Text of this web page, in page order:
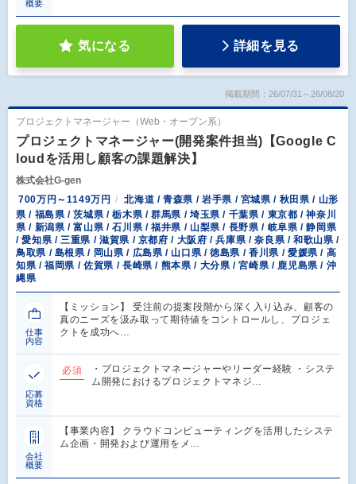
概要
気になる 詳細を見る
掲載期間：26/07/31～26/08/20
プロジェクトマネージャー（Web・オープン系）
プロジェクトマネージャー(開発案件担当)【Google C
loudを活用し顧客の課題解決】
株式会社G-gen
700万円～1149万円
北海道 / 青森県 / 岩手県 / 宮城県 / 秋田県 / 山形
県 / 福島県 / 茨城県 / 栃木県 / 群馬県 / 埼玉県 / 千葉県 / 東京都 / 神奈川
県 / 新潟県 / 富山県 / 石川県 / 福井県 / 山梨県 / 長野県 / 岐阜県 / 静岡県
/ 愛知県 / 三重県 / 滋賀県 / 京都府 / 大阪府 / 兵庫県 / 奈良県 / 和歌山県 /
鳥取県 / 島根県 / 岡山県 / 広島県 / 山口県 / 徳島県 / 香川県 / 愛媛県 / 高
知県 / 福岡県 / 佐賀県 / 長崎県 / 熊本県 / 大分県 / 宮崎県 / 鹿児島県 / 沖
縄県
仕事
内容
【ミッション】 受注前の提案段階から深く入り込み、顧客の
真のニーズを汲み取って期待値をコントロールし、プロジェ
クトを成功へ…
応募
資格
必須
・プロジェクトマネージャーやリーダー経験 ・システ
ム開発におけるプロジェクトマネジ…
会社
概要
【事業内容】 クラウドコンピューティングを活用したシステ
ム企画・開発および運用をメ…